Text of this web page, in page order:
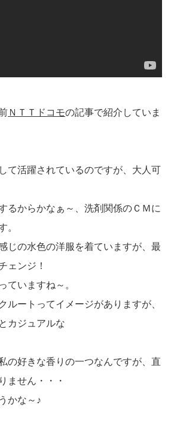
ＮＴＴドコモの記事で紹介していま
て活躍されているのですが、大人可
るからかなぁ～、洗剤関係のＣＭに
。
じの水色の洋服を着ていますが、最
ェンジ！
ていますね～。
ルートってイメージがありますが、
カジュアルな
の好きな香りの一つなんですが、直
ません・・・
かな～♪